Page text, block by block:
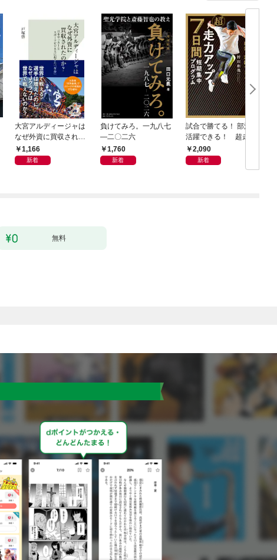
大宮アルディージャは
なぜ外資に買収された
のか？～日本サッカー
とスポーツビジネスに
1,166
新着
負けてみろ。一九八七
―二〇二六
1,760
新着
試合で勝てる！ 部活で
活躍できる！ 超走力
アップ 7日間短期集中
プログラム
2,090
新着
無料